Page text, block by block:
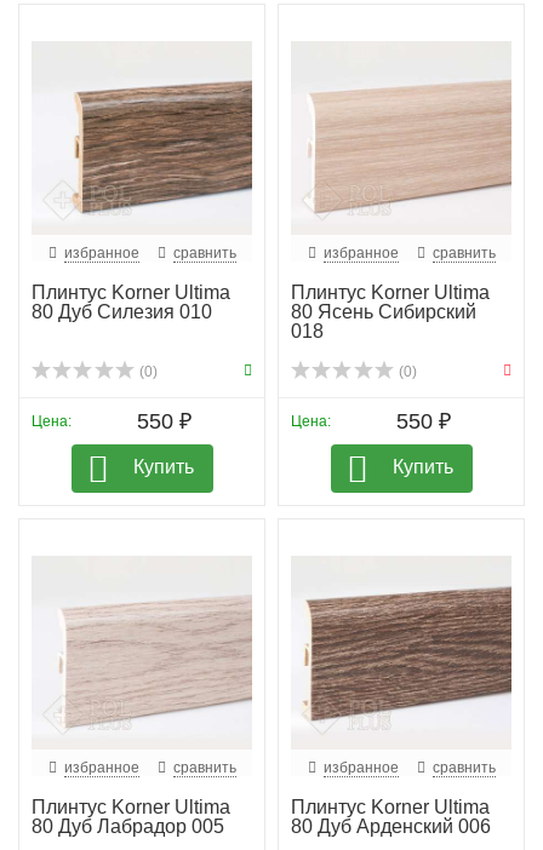
избранное сравнить
Плинтус Korner Ultima
80 Дуб Силезия 010
(0)
Цена: 550 ₽
Купить
избранное сравнить
Плинтус Korner Ultima
80 Ясень Сибирский
018
(0)
Цена: 550 ₽
Купить
избранное сравнить
Плинтус Korner Ultima
80 Дуб Лабрадор 005
избранное сравнить
Плинтус Korner Ultima
80 Дуб Арденский 006